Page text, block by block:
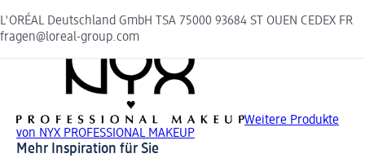
L'ORÉAL Deutschland GmbH TSA 75000 93684 ST OUEN CEDEX FR
fragen@loreal-group.com
Weitere Produkte
von NYX PROFESSIONAL MAKEUP
Mehr Inspiration für Sie